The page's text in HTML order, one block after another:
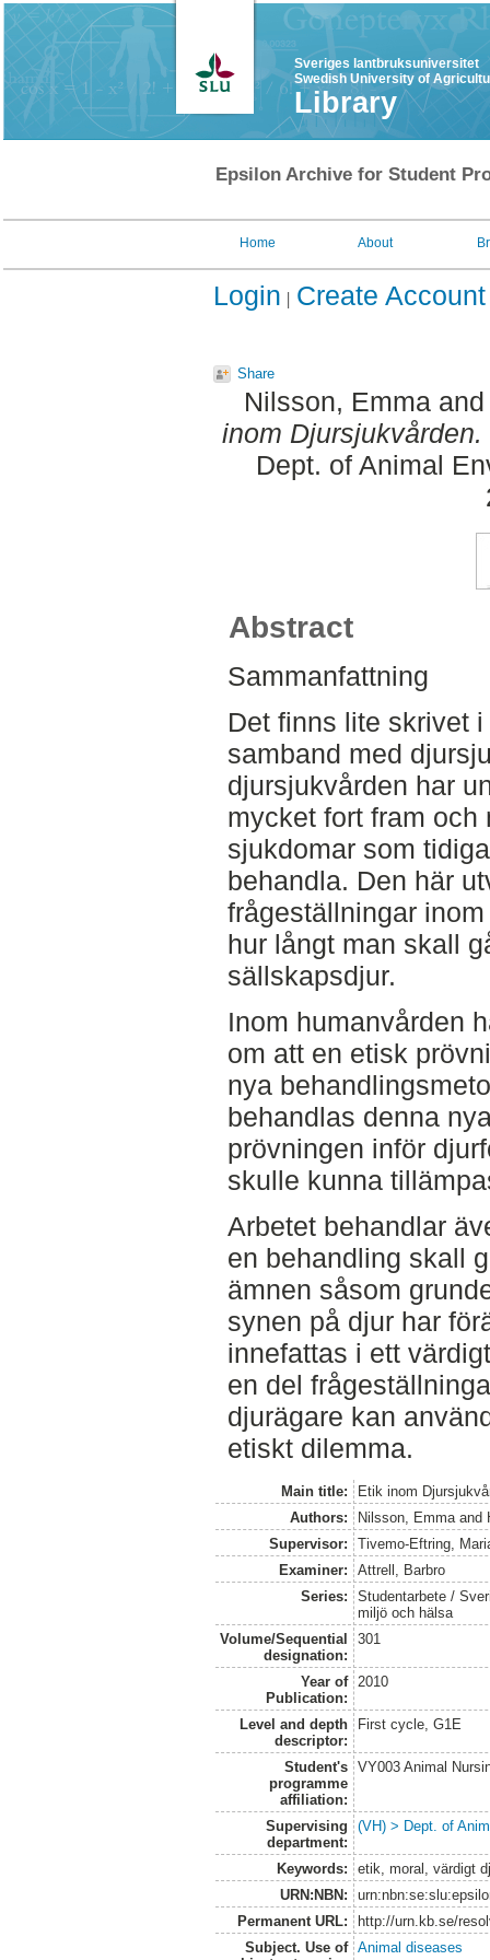
Sveriges lantbruksuniversitet
Swedish University of
Library
Epsilon Archive for Student
Home About
Login Create Account
Share
Nilsson, Emma
inom Djursjukvården.
Dept. of Animal
Abstract
Sammanfattning
Det finns lite skrivet
samband med
djursjukvården har
mycket fort fram och
sjukdomar som
behandla. Den här
frågeställningar
hur långt man skall
sällskapsdjur.
Inom humanvården
om att en etisk
nya
behandlas denna
prövningen inför
skulle kunna
Arbetet behandlar
en behandling skall
ämnen såsom
synen på djur har
innefattas i ett
en del
djurägare kan
etiskt dilemma.
Main title:
Etik inom
Authors:
Nilsson, Emmaand
Supervisor:
Tivemo-Eftring,
Examiner:
Attrell, Barbro
Series:
Studentarbete /
miljö och hälsa
Volume/Sequential
designation:
301
Year of
Publication:
2010
Level and depth
descriptor:
First cycle, G1E
Student's
programme
affiliation:
VY003 Animal
Supervising
department:
(VH) > Dept. of
Keywords:
etik, moral, värdigt
URN:NBN:
Permanent URL:
http://urn.kb.se/
Subject. Use of
Animal diseases